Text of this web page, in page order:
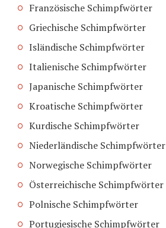
Französische Schimpfwörter
Griechische Schimpfwörter
Isländische Schimpfwörter
Italienische Schimpfwörter
Japanische Schimpfwörter
Kroatische Schimpfwörter
Kurdische Schimpfwörter
Niederländische Schimpfwörter
Norwegische Schimpfwörter
Österreichische Schimpfwörter
Polnische Schimpfwörter
Portugiesische Schimpfwörter